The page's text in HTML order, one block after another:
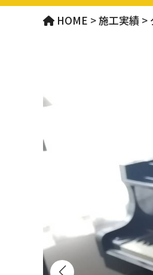
HOME >施工実績 >